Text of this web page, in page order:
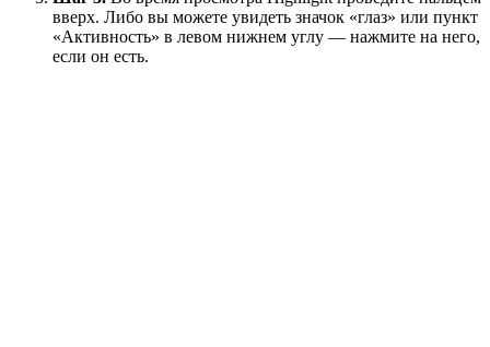
вверх. Либо вы можете увидеть значок «глаз» или пункт
«Активность» в левом нижнем углу — нажмите на него,
если он есть.